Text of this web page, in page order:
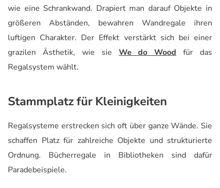
wie eine Schrankwand. Drapiert man darauf Objekte in
größeren Abständen, bewahren Wandregale ihren
luftigen Charakter. Der Effekt verstärkt sich bei einer
grazilen Ästhetik, wie sie We do Wood für das
Regalsystem wählt.
Stammplatz für Kleinigkeiten
Regalsysteme erstrecken sich oft über ganze Wände. Sie
schaffen Platz für zahlreiche Objekte und strukturierte
Ordnung. Bücherregale in Bibliotheken sind dafür
Paradebeispiele.